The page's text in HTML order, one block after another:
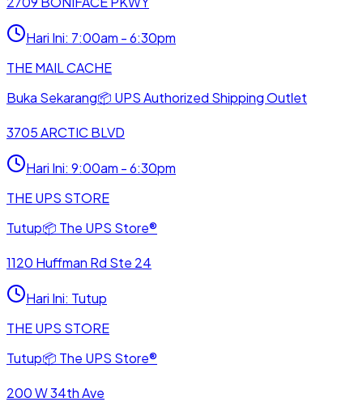
Hari Ini: 7:00am - 6:30pm
THE MAIL CACHE
Buka Sekarang📦 UPS Authorized Shipping Outlet
3705 ARCTIC BLVD
Hari Ini: 9:00am - 6:30pm
THE UPS STORE
Tutup📦 The UPS Store®
1120 Huffman Rd Ste 24
Hari Ini: Tutup
THE UPS STORE
Tutup📦 The UPS Store®
200 W 34th Ave